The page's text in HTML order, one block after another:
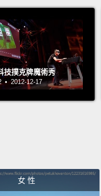
Before the
bacteria could
create an
example,
that microbes
bacteria can
foods also
技撲克牌魔術秀
• 2012-12-17
女 性